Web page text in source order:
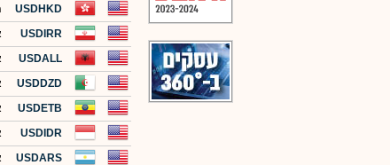
USDHKD
USDIRR
USDALL
USDDZD
USDETB
USDIDR
USDARS